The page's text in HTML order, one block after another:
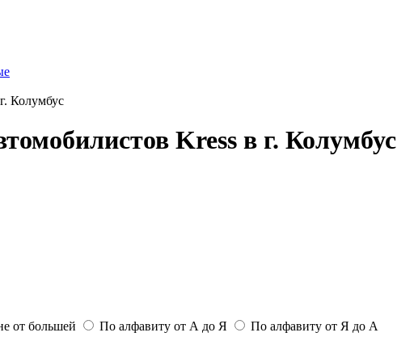
Колумбус
Kress в г. Колумбус
от большей По алфавиту от А до Я
По алфавиту от Я до А